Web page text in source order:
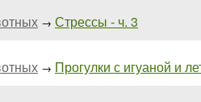
→ Стрессы - ч. 3
→ Прогулки с игуаной и